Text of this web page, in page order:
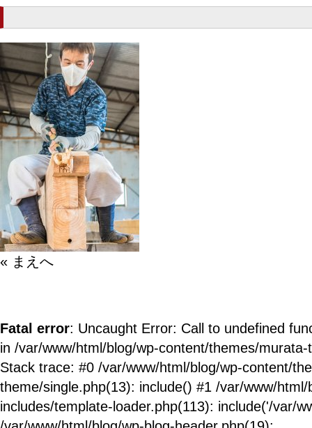
« まえへ
Fatal error: Uncaught Error: Call to undefined
in /var/www/html/blog/wp-content/themes/
Stack trace: #0 /var/www/html/blog/wp-content/
theme/single.php(13): include() #1 /var/www/html/
includes/template-loader.php(113): include('/var/